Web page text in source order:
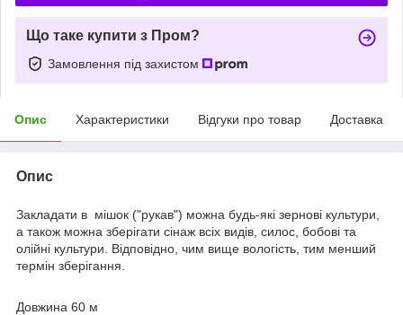
Що таке купити з Пром?
Замовлення під захистом
Опис Характеристики Відгуки про товар Доставка
Опис
Закладати в мішок ("рукав") можна будь-які зернові культури,
а також можна зберігати сінаж всіх видів, силос, бобові та
олійні культури. Відповідно, чим вище вологість, тим менший
термін зберігання.
Довжина 60 м